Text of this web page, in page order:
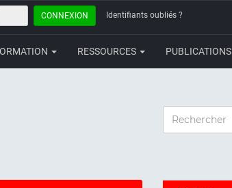
CONNEXION Identifiants oubliés ?
RESSOURCES PUBLICATIONS
RECHERCHER